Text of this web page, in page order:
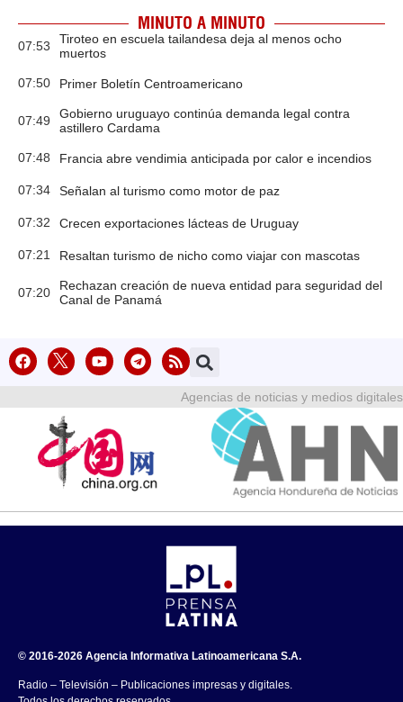
MINUTO A MINUTO
07:53
Tiroteo en escuela tailandesa deja al menos ocho
muertos
07:50 Primer Boletín Centroamericano
07:49
Gobierno uruguayo continúa demanda legal contra
astillero Cardama
07:48 Francia abre vendimia anticipada por calor e incendios
07:34 Señalan al turismo como motor de paz
07:32 Crecen exportaciones lácteas de Uruguay
07:21 Resaltan turismo de nicho como viajar con mascotas
07:20
Rechazan creación de nueva entidad para seguridad del
Canal de Panamá
Agencias de noticias y medios digitales
© 2016-2026 Agencia Informativa Latinoamericana S.A.
Radio – Televisión – Publicaciones impresas y digitales.